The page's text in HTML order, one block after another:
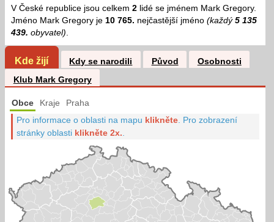
V České republice jsou celkem 2lidé se jménem Mark Gregory.
Jméno Mark Gregory je 10 765. nejčastější jméno (každý 5 135
439. obyvatel).
Kde žijí Kdy se narodili Původ
Osobnosti
Klub Mark Gregory
Obce Kraje Praha
Pro informace o oblasti na mapu klikněte Pro zobrazení
stránky oblasti klikněte 2x.